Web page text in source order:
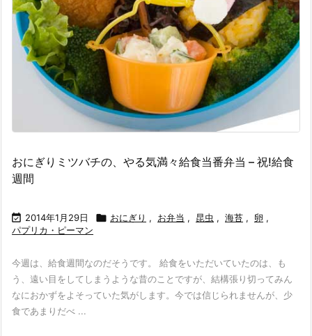
おにぎりミツバチの、やる気満々給食当番弁当 – 祝!給食
週間
 2014年1月29日  おにぎり , お弁当 , 昆虫 , 海苔 , 卵 ,
パプリカ・ピーマン
今週は、給食週間なのだそうです。 給食をいただいていたのは、も
う、遠い目をしてしまうような昔のことですが、結構張り切ってみん
なにおかずをよそっていた気がします。今では信じられませんが、少
食であまりだべ ...